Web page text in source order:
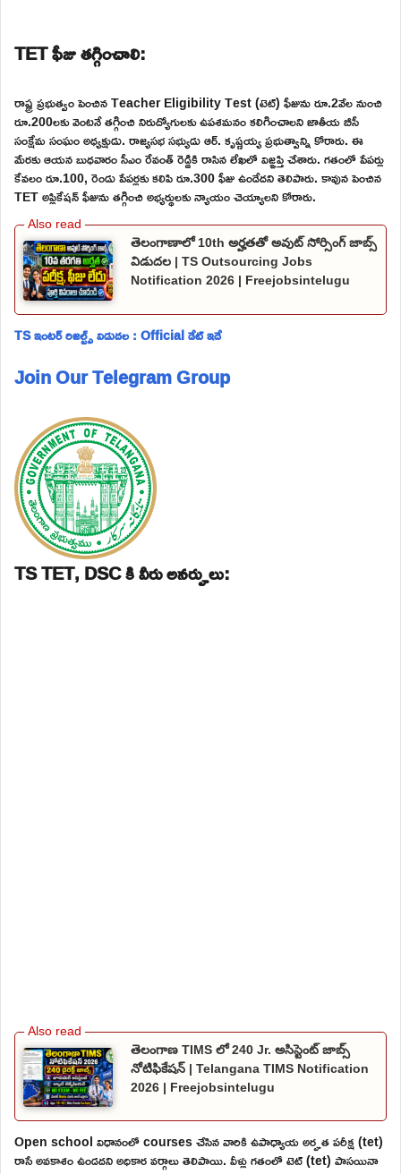
TET ఫీజు తగ్గించాలి:
రాష్ట్ర ప్రభుత్వం పెంచిన Teacher Eligibility Test (టెట్) ఫీజును రూ.2వేల నుంచి
రూ.200లకు వెంటనే తగ్గించి నిరుద్యోగులకు ఉపశమనం కలిగించాలని జాతీయ బీసీ
సంక్షేమ సంఘం అధ్యక్షుడు. రాజ్యసభ సభ్యుడు ఆర్. కృష్ణయ్య ప్రభుత్వాన్ని కోరారు. ఈ
మేరకు ఆయన బుధవారం సీఎం రేవంత్ రెడ్డికి రాసిన లేఖలో విజ్ఞప్తి చేశారు. గతంలో పేపర్లు
కేవలం రూ.100, రెండు పేపర్లకు కలిపి రూ.300 ఫీజు ఉండేదని తెలిపారు. కావున పెంచిన
TET అప్లికేషన్ ఫీజును తగ్గించి అభ్యర్థులకు న్యాయం చెయ్యాలని కోరారు.
తెలంగాణాలో 10th అర్హతతో అవుట్ సోర్సింగ్ జాబ్స్
విడుదల | TS Outsourcing Jobs
Notification 2026 | Freejobsintelugu
TS ఇంటర్ రిజల్ట్స్ విడుదల : Official డేట్ ఇదే
Join Our Telegram Group
TS TET, DSC కి వీరు అనర్హులు:
తెలంగాణ TIMS లో 240 Jr. అసిస్టెంట్ జాబ్స్
నోటిఫికేషన్ | Telangana TIMS Notification
2026 | Freejobsintelugu
Open school విధానంలో courses చేసిన వారికి ఉపాధ్యాయ అర్హత పరీక్ష (tet)
రాసే అవకాశం ఉండదని అధికార వర్గాలు తెలిపాయి. వీళ్లు గతంలో టెట్ (tet) పాసయినా